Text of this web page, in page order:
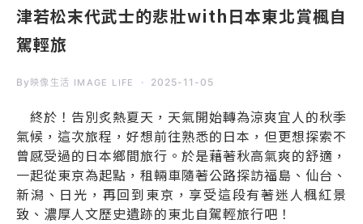
津若松末代武士的悲壯with日本東北賞楓自
駕輕旅
By 映像生活 IMAGE LIFE 2025-11-05
終於！告別炙熱夏天，天氣開始轉為涼爽宜人的秋季
氣候，這次旅程，好想前往熟悉的日本，但更想探索不
曾感受過的日本鄉間旅行。於是藉著秋高氣爽的舒適，
一起從東京為起點，租輛車隨著公路探訪福島、仙台、
新潟、日光，再回到東京，享受這段有著迷人楓紅景
致、濃厚人文歷史遺跡的東北自駕輕旅行吧！